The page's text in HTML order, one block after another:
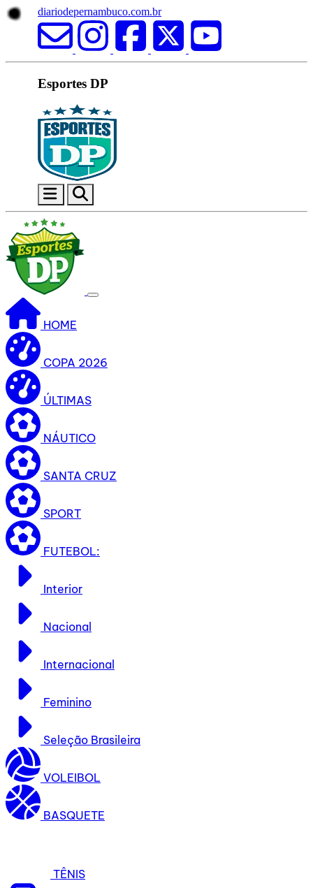
diariodepernambuco.com.br
Esportes DP
HOME
COPA 2026
ÚLTIMAS
NÁUTICO
SANTA CRUZ
SPORT
FUTEBOL:
Interior
Nacional
Internacional
Feminino
Seleção Brasileira
VOLEIBOL
BASQUETE
TÊNIS